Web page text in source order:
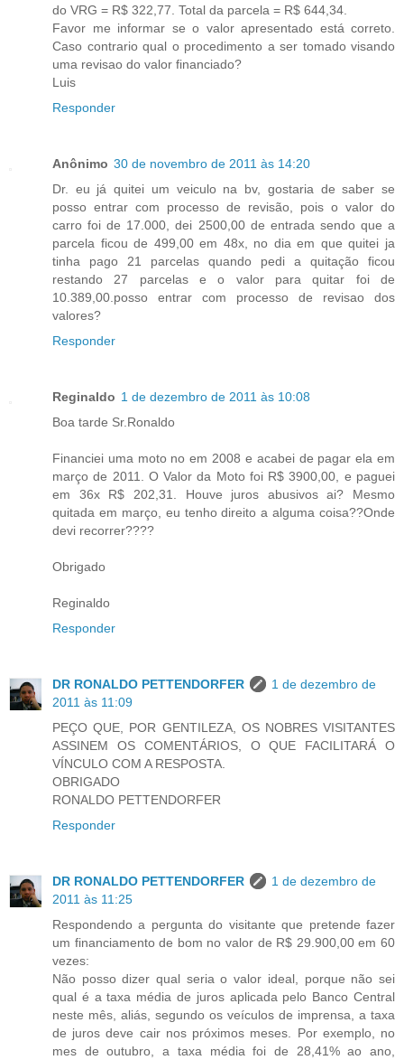
do VRG = R$ 322,77. Total da parcela = R$ 644,34.
Favor me informar se o valor apresentado está correto.
Caso contrario qual o procedimento a ser tomado visando
uma revisao do valor financiado?
Luis
Responder
Anônimo 30 de novembro de 2011 às 14:20
Dr. eu já quitei um veiculo na bv, gostaria de saber se
posso entrar com processo de revisão, pois o valor do
carro foi de 17.000, dei 2500,00 de entrada sendo que a
parcela ficou de 499,00 em 48x, no dia em que quitei ja
tinha pago 21 parcelas quando pedi a quitação ficou
restando 27 parcelas e o valor para quitar foi de
10.389,00.posso entrar com processo de revisao dos
valores?
Responder
Reginaldo 1 de dezembro de 2011 às 10:08
Boa tarde Sr.Ronaldo
Financiei uma moto no em 2008 e acabei de pagar ela em
março de 2011. O Valor da Moto foi R$ 3900,00, e paguei
em 36x R$ 202,31. Houve juros abusivos ai? Mesmo
quitada em março, eu tenho direito a alguma coisa??Onde
devi recorrer????
Obrigado
Reginaldo
Responder
DR RONALDO PETTENDORFER
1 de dezembro de
2011 às 11:09
PEÇO QUE, POR GENTILEZA, OS NOBRES VISITANTES
ASSINEM OS COMENTÁRIOS, O QUE FACILITARÁ O
VÍNCULO COM A RESPOSTA.
OBRIGADO
RONALDO PETTENDORFER
Responder
DR RONALDO PETTENDORFER
1 de dezembro de
2011 às 11:25
Respondendo a pergunta do visitante que pretende fazer
um financiamento de bom no valor de R$ 29.900,00 em 60
vezes:
Não posso dizer qual seria o valor ideal, porque não sei
qual é a taxa média de juros aplicada pelo Banco Central
neste mês, aliás, segundo os veículos de imprensa, a taxa
de juros deve cair nos próximos meses. Por exemplo, no
mes de outubro, a taxa média foi de 28,41% ao ano,